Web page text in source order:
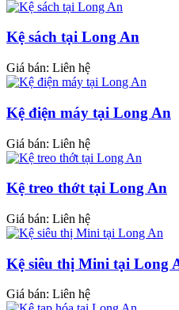
Kệ sách tại Long An
Giá bán: Liên hệ
Kệ điện máy tại Long An
Giá bán: Liên hệ
Kệ treo thớt tại Long An
Giá bán: Liên hệ
Kệ siêu thị Mini tại Long
Giá bán: Liên hệ